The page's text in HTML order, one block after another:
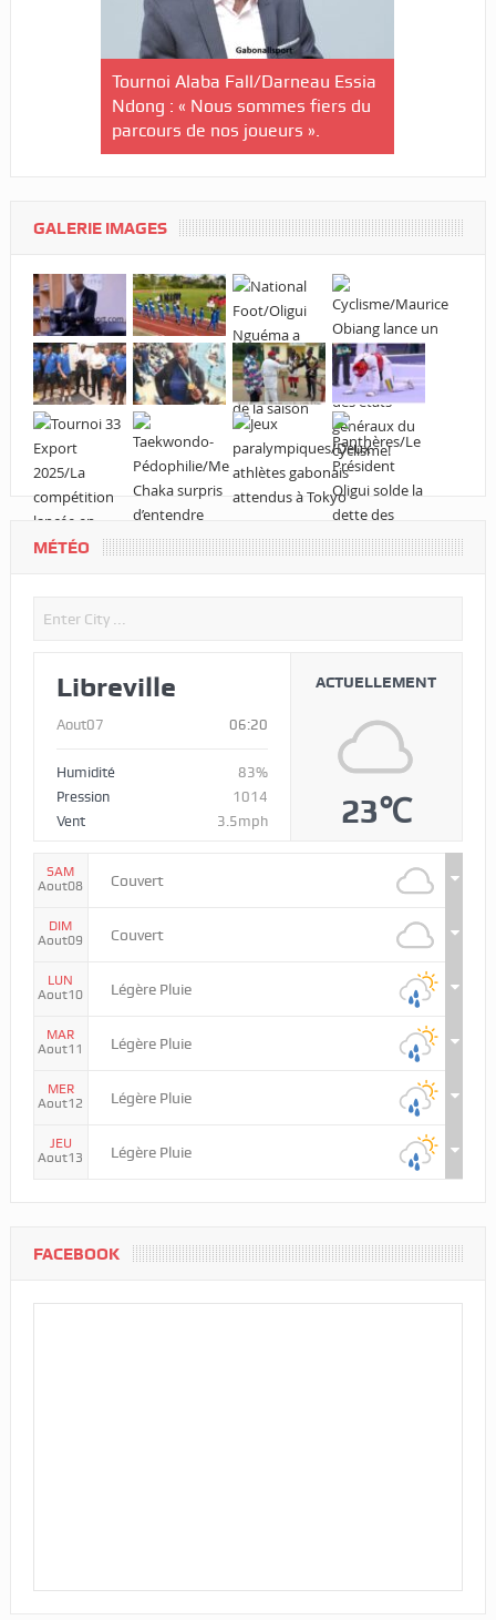
Tournoi Alaba Fall/Darneau Essia
Ndong : « Nous sommes fiers du
parcours de nos joueurs ».
GALERIE IMAGES
MÉTÉO
Libreville
Aout07 06:20
Humidité
83%
Pression
1014
Vent
3.5mph
ACTUELLEMENT
23℃
SAM
Aout08
Couvert
DIM
Aout09
Couvert
LUN
Aout10
Légère Pluie
MAR
Aout11
Légère Pluie
MER
Aout12
Légère Pluie
JEU
Aout13
Légère Pluie
FACEBOOK